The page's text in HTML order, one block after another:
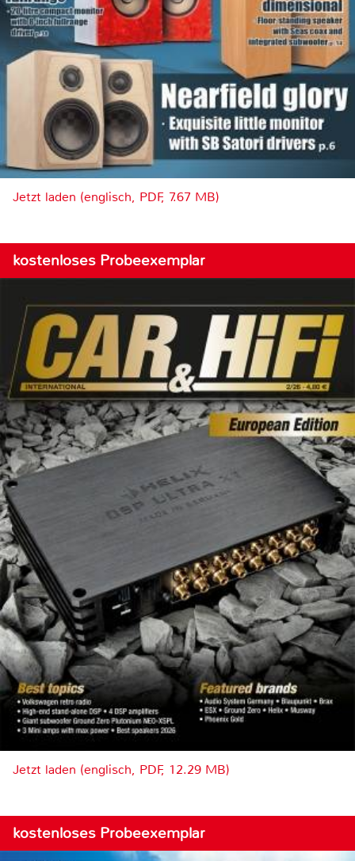
Jetzt laden (englisch, PDF, 7.67 MB)
kostenloses Probeexemplar
Jetzt laden (englisch, PDF, 12.29 MB)
kostenloses Probeexemplar